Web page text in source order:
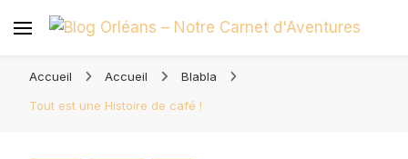
d'Aventures
Accueil Accueil
Blabla
Tout est une Histoire de café !